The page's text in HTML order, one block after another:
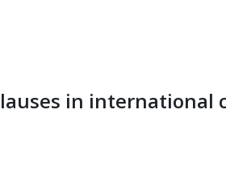
in international